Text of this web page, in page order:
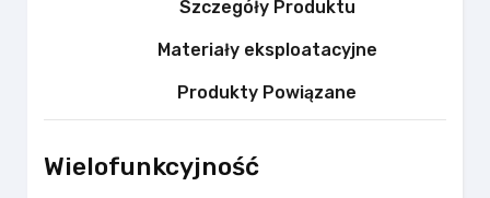
Szczegóły Produktu
Materiały eksploatacyjne
Produkty Powiązane
Wielofunkcyjność